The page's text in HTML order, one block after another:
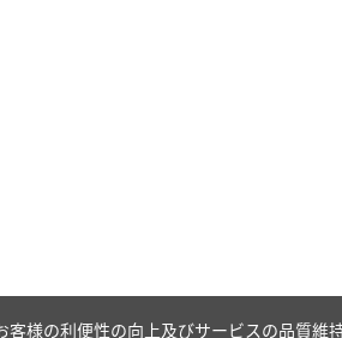
客様の利便性の向上及びサービスの品質